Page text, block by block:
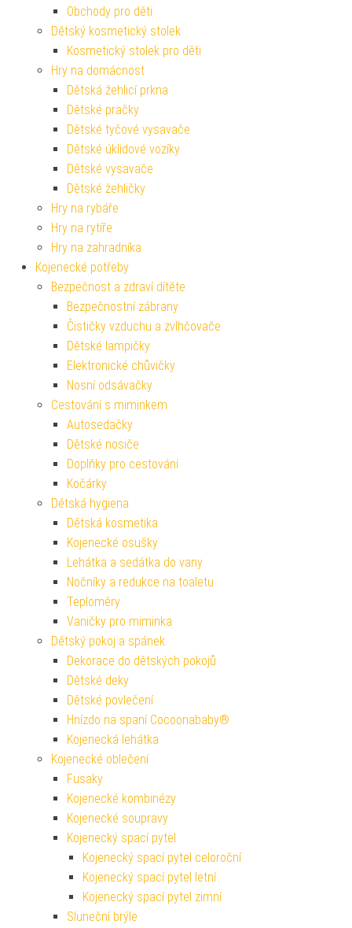
Obchody pro děti
Dětský kosmetický stolek
Kosmetický stolek pro děti
Hry na domácnost
Dětská žehlicí prkna
Dětské pračky
Dětské tyčové vysavače
Dětské úklidové vozíky
Dětské vysavače
Dětské žehličky
Hry na rybáře
Hry na rytíře
Hry na zahradníka
Kojenecké potřeby
Bezpečnost a zdraví dítěte
Bezpečnostní zábrany
Čističky vzduchu a zvlhčovače
Dětské lampičky
Elektronické chůvičky
Nosní odsávačky
Cestování s miminkem
Autosedačky
Dětské nosiče
Doplňky pro cestování
Kočárky
Dětská hygiena
Dětská kosmetika
Kojenecké osušky
Lehátka a sedátka do vany
Nočníky a redukce na toaletu
Teploměry
Vaničky pro miminka
Dětský pokoj a spánek
Dekorace do dětských pokojů
Dětské deky
Dětské povlečení
Hnízdo na spaní Cocoonababy®
Kojenecká lehátka
Kojenecké oblečení
Fusaky
Kojenecké kombinézy
Kojenecké soupravy
Kojenecký spací pytel
Kojenecký spací pytel celoroční
Kojenecký spací pytel letní
Kojenecký spací pytel zimní
Sluneční brýle